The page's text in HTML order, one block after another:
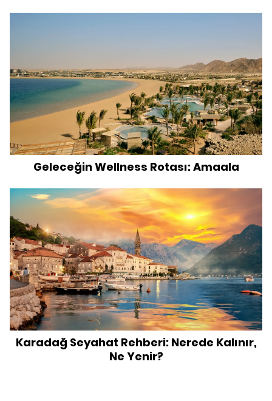
Geleceğin Wellness Rotası: Amaala
Karadağ Seyahat Rehberi: Nerede Kalınır,
Ne Yenir?